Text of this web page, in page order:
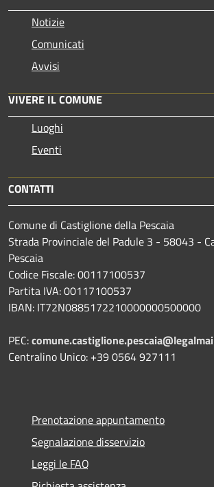
Notizie
Comunicati
Avvisi
VIVERE IL COMUNE
Luoghi
Eventi
CONTATTI
Comune di Castiglione della Pescaia
Strada Provinciale del Padule 3 - 58043 -
Pescaia
Codice Fiscale: 00117100537
Partita IVA: 00117100537
IBAN: IT72N0885172210000000500000
PEC:
Centralino Unico: +39 0564 927111
Prenotazione appuntamento
Segnalazione disservizio
Leggi le FAQ